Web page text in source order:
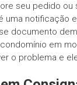
seu pedido ou
uma notificação
documento
em
o problema e